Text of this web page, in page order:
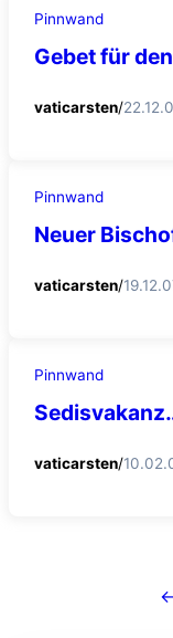
Pinnwand
Gebet für
vaticarsten/
Pinnwand
Neuer
vaticarsten/
Pinnwand
vaticarsten/